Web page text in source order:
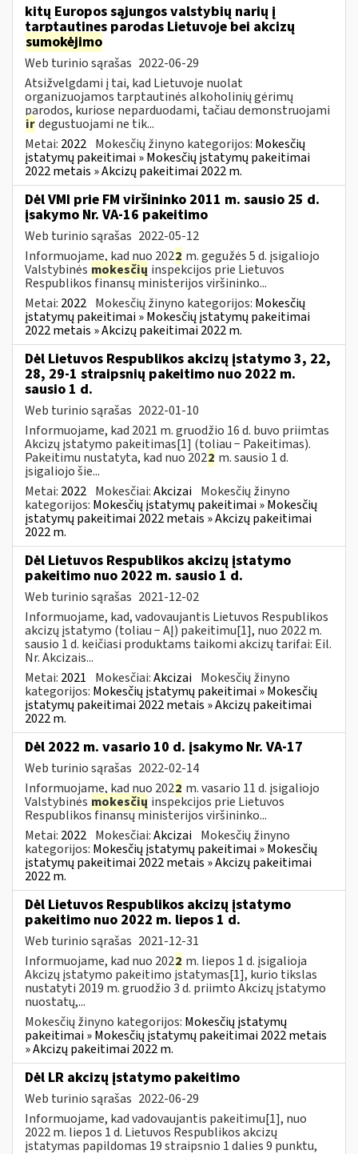
kitų Europos sąjungos valstybių narių į
tarptautines parodas Lietuvoje bei akcizų
sumokėjimo
Web turinio sąrašas 2022-06-29
Atsižvelgdami į tai, kad Lietuvoje nuolat
organizuojamos tarptautinės alkoholinių gėrimų
parodos, kuriose neparduodami, tačiau demonstruojami
irdegustuojami ne tik...
Metai: 2022 Mokesčių žinyno kategorijos: Mokesčių
įstatymų pakeitimai » Mokesčių įstatymų pakeitimai
2022 metais » Akcizų pakeitimai 2022 m.
Dėl VMI prie FM viršininko 2011 m. sausio 25 d.
įsakymo Nr. VA-16 pakeitimo
Web turinio sąrašas 2022-05-12
Informuojame, kad nuo 2022 m. gegužės 5 d. įsigaliojo
Valstybinės mokesčių inspekcijos prie Lietuvos
Respublikos finansų ministerijos viršininko...
Metai: 2022 Mokesčių žinyno kategorijos: Mokesčių
įstatymų pakeitimai » Mokesčių įstatymų pakeitimai
2022 metais » Akcizų pakeitimai 2022 m.
Dėl Lietuvos Respublikos akcizų įstatymo 3, 22,
28, 29-1 straipsnių pakeitimo nuo 2022 m.
sausio 1 d.
Web turinio sąrašas 2022-01-10
Informuojame, kad 2021 m. gruodžio 16 d. buvo priimtas
Akcizų įstatymo pakeitimas[1] (toliau − Pakeitimas).
Pakeitimu nustatyta, kad nuo 2022 m. sausio 1 d.
įsigaliojo šie...
Metai: 2022 Mokesčiai:Akcizai Mokesčių žinyno
kategorijos: Mokesčių įstatymų pakeitimai » Mokesčių
įstatymų pakeitimai 2022 metais » Akcizų pakeitimai
2022 m.
Dėl Lietuvos Respublikos akcizų įstatymo
pakeitimo nuo 2022 m. sausio 1 d.
Web turinio sąrašas 2021-12-02
Informuojame, kad, vadovaujantis Lietuvos Respublikos
akcizų įstatymo (toliau − AĮ) pakeitimu[1], nuo 2022 m.
sausio 1 d. keičiasi produktams taikomi akcizų tarifai: Eil.
Nr. Akcizais...
Metai: 2021 Mokesčiai:Akcizai Mokesčių žinyno
kategorijos: Mokesčių įstatymų pakeitimai » Mokesčių
įstatymų pakeitimai 2022 metais » Akcizų pakeitimai
2022 m.
Dėl 2022 m. vasario 10 d. įsakymo Nr. VA-17
Web turinio sąrašas 2022-02-14
Informuojame, kad nuo 2022 m. vasario 11 d. įsigaliojo
Valstybinės mokesčių inspekcijos prie Lietuvos
Respublikos finansų ministerijos viršininko...
Metai: 2022 Mokesčiai:Akcizai Mokesčių žinyno
kategorijos: Mokesčių įstatymų pakeitimai » Mokesčių
įstatymų pakeitimai 2022 metais » Akcizų pakeitimai
2022 m.
Dėl Lietuvos Respublikos akcizų įstatymo
pakeitimo nuo 2022 m. liepos 1 d.
Web turinio sąrašas 2021-12-31
Informuojame, kad nuo 2022 m. liepos 1 d. įsigalioja
Akcizų įstatymo pakeitimo įstatymas[1], kurio tikslas
nustatyti 2019 m. gruodžio 3 d. priimto Akcizų įstatymo
nuostatų,...
Mokesčių žinyno kategorijos: Mokesčių įstatymų
pakeitimai » Mokesčių įstatymų pakeitimai 2022 metais
» Akcizų pakeitimai 2022 m.
Dėl LR akcizų įstatymo pakeitimo
Web turinio sąrašas 2022-06-29
Informuojame, kad vadovaujantis pakeitimu[1], nuo
2022 m. liepos 1 d. Lietuvos Respublikos akcizų
įstatymas papildomas 19 straipsnio 1 dalies 9 punktu,